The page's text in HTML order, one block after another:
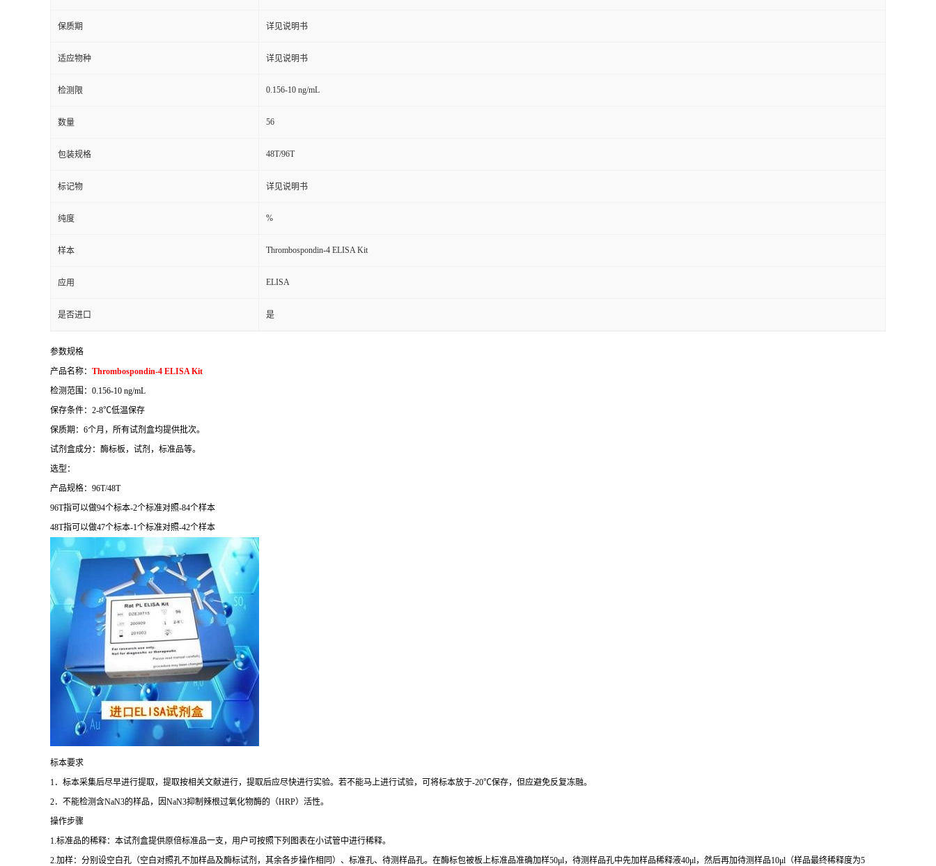
保质期 详见说明书
适应物种 详见说明书
检测限 0.156-10 ng/mL
数量 56
包装规格 48T/96T
标记物 详见说明书
纯度 %
样本 Thrombospondin-4 ELISA Kit
应用 ELISA
是否进口 是
参数规格
产品名称： Thrombospondin-4 ELISA Kit
检测范围： 0.156-10 ng/mL
保存条件： 2-8℃低温保存
保质期： 6个月，所有试剂盒均提供批次。
试剂盒成分：酶标板，试剂，标准品等。
选型：
产品规格： 96T/48T
96T指可以做94个标本-2个标准对照-84个样本
48T指可以做47个标本-1个标准对照-42个样本
标本要求
1 ．标本采集后尽早进行提取，提取按相关文献进行，提取后应尽快进行实验。若不能马上进行试验，可将标本放于-20℃保存，但应避免反复冻融。
2．不能检测含NaN3的样品，因NaN3抑制辣根过氧化物酶的（HRP）活性。
操作步骤
1. 标准品的稀释：本试剂盒提供原倍标准品一支，用户可按照下列图表在小试管中进行稀释。
2. 加样：分别设空白孔（空白对照孔不加样品及酶标试剂，其余各步操作相同）、标准孔、待测样品孔。在酶标包被板上标准品准确加样50μl，待测样品孔中先加样品稀释液40μl，然后再加待测样品10μl （样品最终稀释度为5